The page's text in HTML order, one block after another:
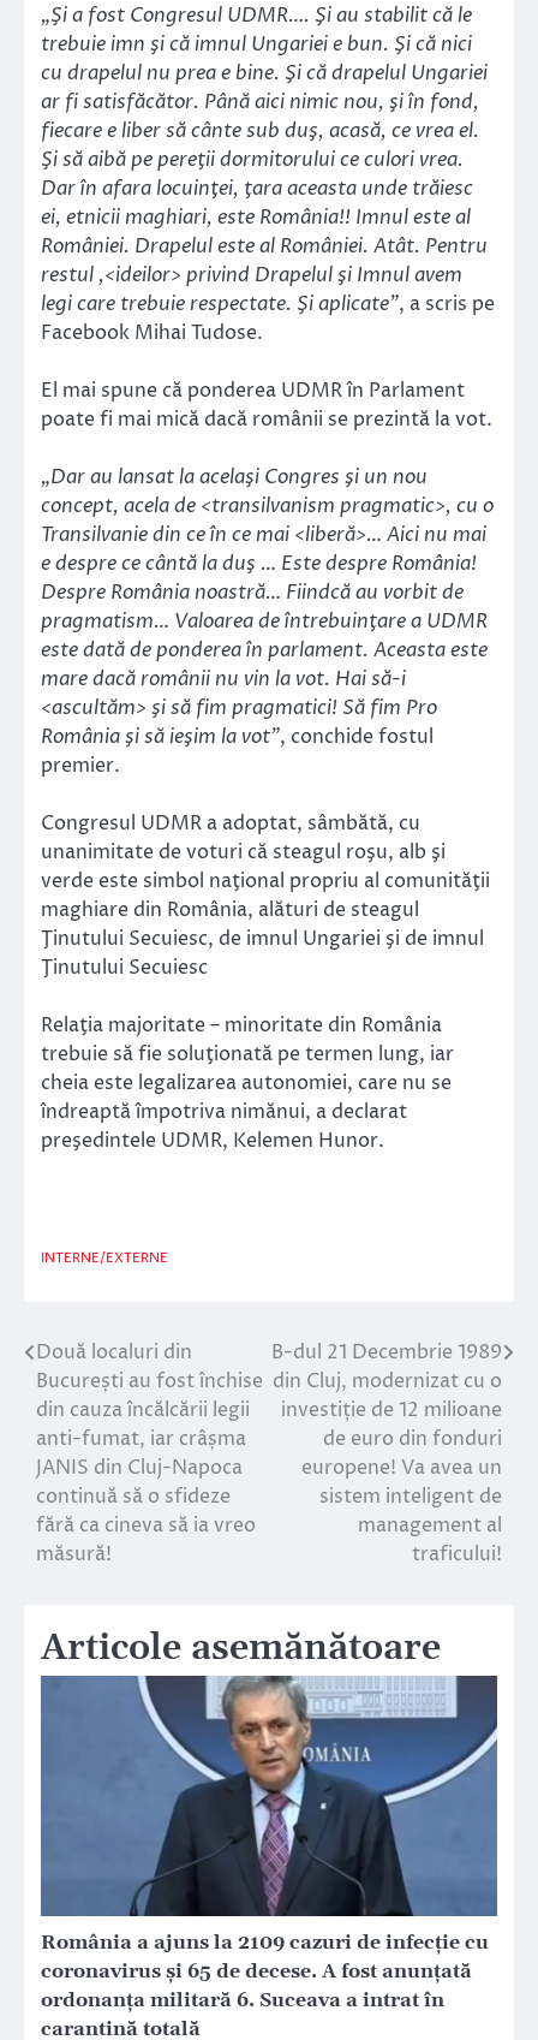
„Şi a fost Congresul UDMR…. Şi au stabilit că le
trebuie imn şi că imnul Ungariei e bun. Şi că nici
cu drapelul nu prea e bine. Şi că drapelul Ungariei
ar fi satisfăcător. Până aici nimic nou, şi în fond,
fiecare e liber să cânte sub duş, acasă, ce vrea el.
Şi să aibă pe pereţii dormitorului ce culori vrea.
Dar în afara locuinţei, ţara aceasta unde trăiesc
ei, etnicii maghiari, este România!! Imnul este al
României. Drapelul este al României. Atât. Pentru
restul ,<ideilor> privind Drapelul şi Imnul avem
legi care trebuie respectate. Şi aplicate”, a scris pe
Facebook Mihai Tudose.
El mai spune că ponderea UDMR în Parlament
poate fi mai mică dacă românii se prezintă la vot.
„Dar au lansat la acelaşi Congres şi un nou
concept, acela de <transilvanism pragmatic>, cu o
Transilvanie din ce în ce mai <liberă>… Aici nu mai
e despre ce cântă la duş … Este despre România!
Despre România noastră… Fiindcă au vorbit de
pragmatism… Valoarea de întrebuinţare a UDMR
este dată de ponderea în parlament. Aceasta este
mare dacă românii nu vin la vot. Hai să-i
<ascultăm> şi să fim pragmatici! Să fim Pro
România şi să ieşim la vot”, conchide fostul
premier.
Congresul UDMR a adoptat, sâmbătă, cu
unanimitate de voturi că steagul roşu, alb şi
verde este simbol naţional propriu al comunităţii
maghiare din România, alături de steagul
Ţinutului Secuiesc, de imnul Ungariei şi de imnul
Ţinutului Secuiesc
Relaţia majoritate – minoritate din România
trebuie să fie soluţionată pe termen lung, iar
cheia este legalizarea autonomiei, care nu se
îndreaptă împotriva nimănui, a declarat
preşedintele UDMR, Kelemen Hunor.
INTERNE/EXTERNE
Navigare
în
articole
Două localuri din
București au fost închise
din cauza încălcării legii
anti-fumat, iar crâșma
JANIS din Cluj-Napoca
continuă să o sfideze
fără ca cineva să ia vreo
măsură!
B-dul 21 Decembrie 1989
din Cluj, modernizat cu o
investiție de 12 milioane
de euro din fonduri
europene! Va avea un
sistem inteligent de
management al
traficului!
Articole asemănătoare
România a ajuns la 2109 cazuri de infecție cu
coronavirus și 65 de decese. A fost anunțată
ordonanța militară 6. Suceava a intrat în
carantină totală